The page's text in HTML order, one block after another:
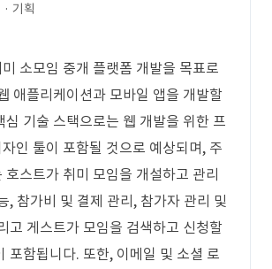
기획
소모임 중개 플랫폼 개발을 목표로
애플리케이션과 모바일 앱을 개발할
심 기술 스택으로는 웹 개발을 위한 프
인 툴이 포함될 것으로 예상되며, 주
호스트가 취미 모임을 개설하고 관리
, 참가비 및 결제 관리, 참가자 관리 및
고 게스트가 모임을 검색하고 신청할
포함됩니다. 또한, 이메일 및 소셜 로